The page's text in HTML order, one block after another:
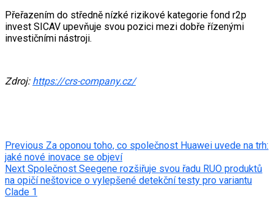
Přeřazením do středně nízké rizikové kategorie fond r2p
invest SICAV upevňuje svou pozici mezi dobře řízenými
investičními nástroji.
Zdroj: https://crs-company.cz/
Post
navigation
Previous Za oponou toho, co společnost Huawei uvede na trh:
jaké nové inovace se objeví
Next Společnost Seegene rozšiřuje svou řadu RUO produktů
na opičí neštovice o vylepšené detekční testy pro variantu
Clade 1